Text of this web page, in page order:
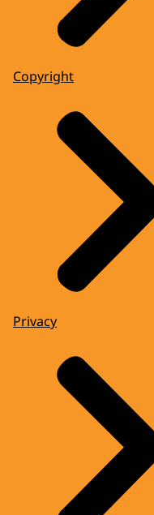
Copyright
Privacy